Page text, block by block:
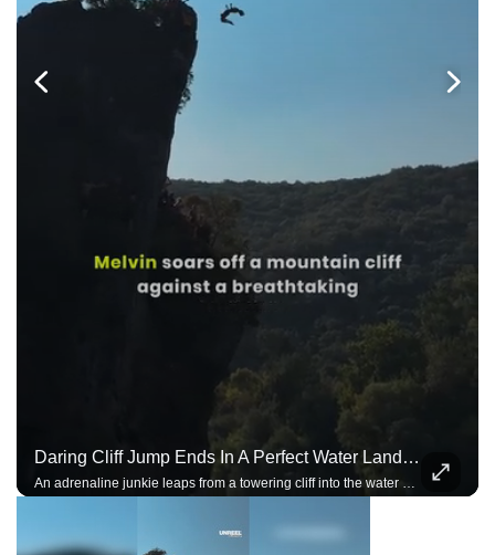
Daring Cliff Jump Ends In A Perfect Water Landing
An adrenaline junkie leaps from a towering cliff into the water below, capturing a breathtaking freefall in a stunning natural setting